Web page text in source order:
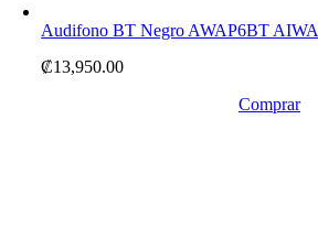
Audifono BT Negro AWAP6BT AIWA
₡13,950.00
Comprar